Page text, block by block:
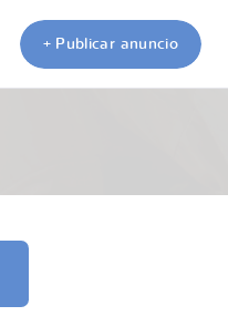
+ Publicar anuncio